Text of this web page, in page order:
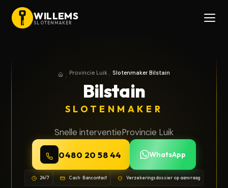
WILLEMS
SLOTENMAKER
HomeProvincie Luik
Provincie Luik Slotenmaker Bilstain
Bilstain
SLOTENMAKER
Snelle interventieProvincie Luik
0480 20 58 44 WhatsApp
24/7 Cash · Bancontact Verzekeringsdossier op aanvraag